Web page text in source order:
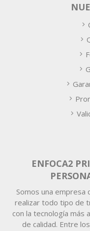
ENFOCA2
Somos una empresa
realizar todo tipo de
con la tecnología más
de calidad. Entre